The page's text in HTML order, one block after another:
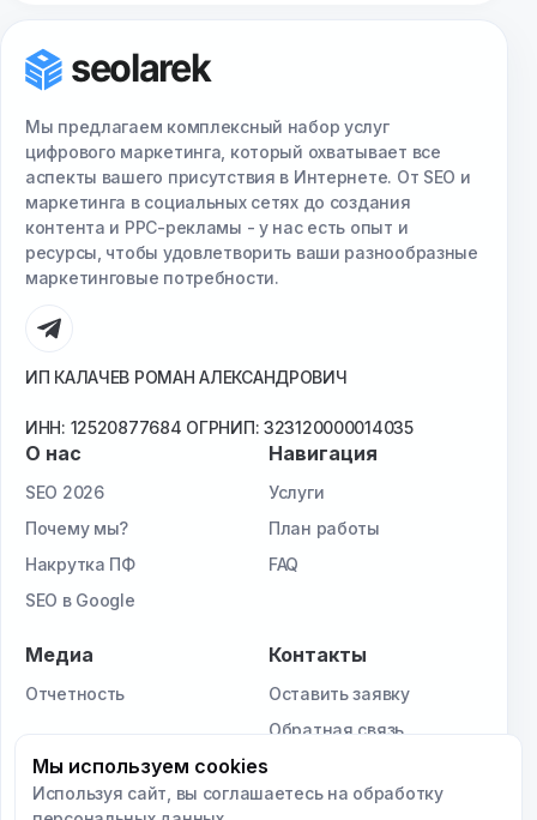
Мы используем cookies
Используя сайт, вы соглашаетесь на обработку
Мы предлагаем комплексный набор услуг
цифрового маркетинга, который охватывает все
аспекты вашего присутствия в Интернете. От SEO и
маркетинга в социальных сетях до создания
контента и PPC-рекламы - у нас есть опыт и
ресурсы, чтобы удовлетворить ваши разнообразные
маркетинговые потребности.
ИП КАЛАЧЕВ РОМАН АЛЕКСАНДРОВИЧ
ИНН: 12520877684 ОГРНИП: 323120000014035
О нас
SEO 2026
Почему мы?
Накрутка ПФ
SEO в Google
Навигация
Услуги
План работы
FAQ
Медиа
Отчетность
Контакты
Оставить заявку
Обратная связь
© 2026 - Seolarek.ru. Все права защищены.